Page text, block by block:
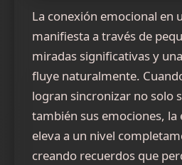
La conexión emocional en
manifiesta a través de
miradas significativas y
fluye naturalmente.
logran sincronizar no solo
también sus emociones, la
eleva a un nivel
creando recuerdos que